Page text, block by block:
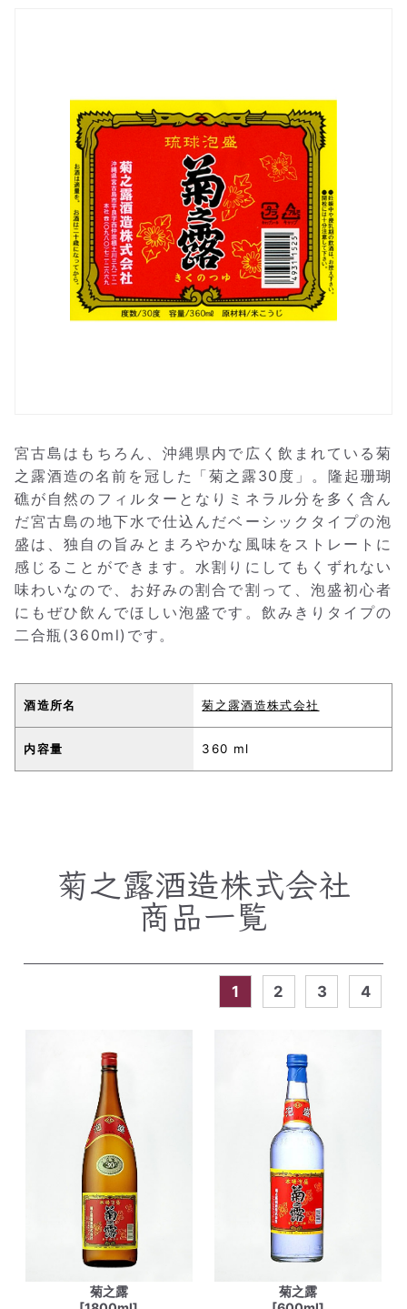
宮古島はもちろん、沖縄県内で広く飲まれている菊
之露酒造の名前を冠した「菊之露30度」。隆起珊瑚
礁が自然のフィルターとなりミネラル分を多く含ん
だ宮古島の地下水で仕込んだベーシックタイプの泡
盛は、独自の旨みとまろやかな風味をストレートに
感じることができます。水割りにしてもくずれない
味わいなので、お好みの割合で割って、泡盛初心者
にもぜひ飲んでほしい泡盛です。飲みきりタイプの
二合瓶(360ml)です。
酒造所名 菊之露酒造株式会社
内容量 360 ml
菊之露酒造株式会社
商品一覧
1 2 3 4
菊之露
菊之露